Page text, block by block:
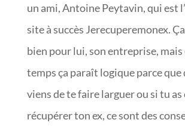
un ami, Antoine Peytavin, qui est
site à succès Jerecuperemonex.
bien pour lui, son entreprise, mais
temps ça paraît logique parce que
viens de te faire larguer ou si tu as
récupérer ton ex, ce sont des